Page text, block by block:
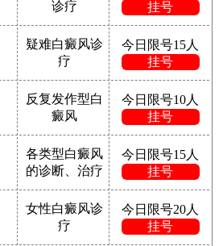
诊疗
挂号
疑难白癜风诊
疗
今日限号15人
挂号
反复发作型白
癜风
今日限号10人
挂号
各类型白癜风
的诊断、治疗
今日限号15人
挂号
女性白癜风诊
疗
今日限号20人
挂号